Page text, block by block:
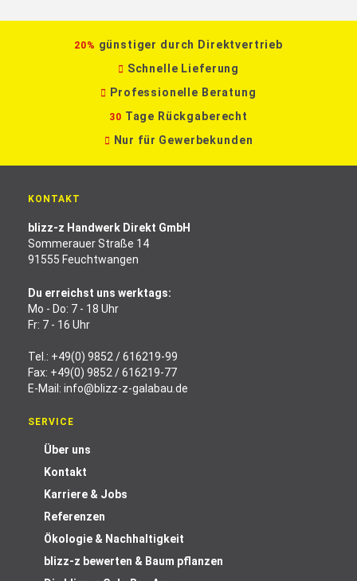
20% günstiger durch Direktvertrieb
Schnelle Lieferung
Professionelle Beratung
30 Tage Rückgaberecht
Nur für Gewerbekunden
KONTAKT
blizz-z Handwerk Direkt GmbH
Sommerauer Straße 14
91555 Feuchtwangen
Du erreichst uns werktags:
Mo - Do: 7 - 18 Uhr
Fr: 7 - 16 Uhr
Tel.: +49(0) 9852 / 616219-99
Fax: +49(0) 9852 / 616219-77
E-Mail: info@blizz-z-galabau.de
SERVICE
Über uns
Kontakt
Karriere & Jobs
Referenzen
Ökologie & Nachhaltigkeit
blizz-z bewerten & Baum pflanzen